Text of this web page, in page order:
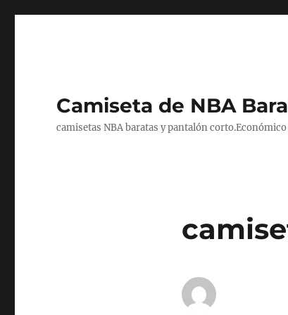
Camiseta de NBA
camisetas NBA baratas y pantalón